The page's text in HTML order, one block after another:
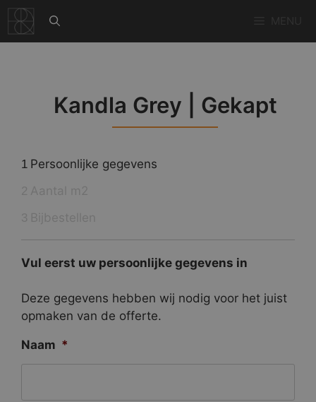
naar
de
Kandla Grey | Gekapt
1 Persoonlijke gegevens
Vul eerst uw persoonlijke gegevens in
Deze gegevens hebben wij nodig voor het juist
opmaken van de offerte.
Naam *